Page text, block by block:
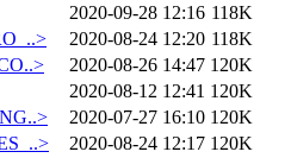
2020-09-28 12:16 118K
2020-08-24 12:20 118K
2020-08-26 14:47 120K
2020-08-12 12:41 120K
2020-07-27 16:10 120K
2020-08-24 12:17 120K